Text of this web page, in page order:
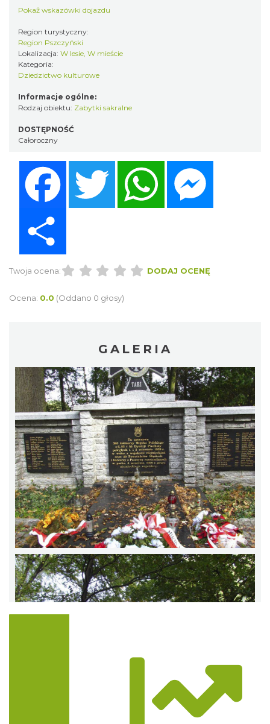
Pokaż wskazówki dojazdu
Region turystyczny:
Region Pszczyński
Lokalizacja: W lesie, W mieście
Kategoria:
Dziedzictwo kulturowe
Informacje ogólne:
Rodzaj obiektu: Zabytki sakralne
DOSTĘPNOŚĆ
Całoroczny
Twitter WhatsApp
Twoja ocena: DODAJ OCENĘ
Ocena: 0.0 (Oddano 0 głosy)
GALERIA
Trasa